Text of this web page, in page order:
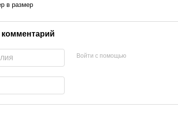
в размер
Войти с помощью